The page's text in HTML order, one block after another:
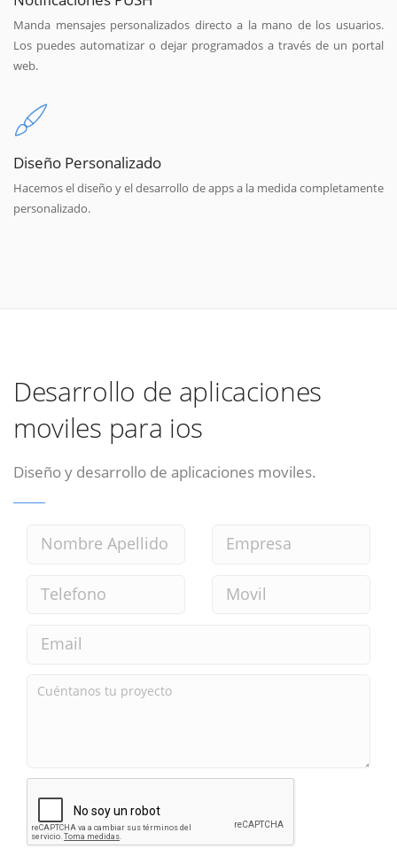
Manda mensajes personalizados directo a la mano de los usuarios.
Los puedes automatizar o dejar programados a través de un portal
web.
Diseño Personalizado
Hacemos el diseño y el desarrollo de apps a la medida completamente
personalizado.
Desarrollo de aplicaciones
moviles para ios
Diseño y desarrollo de aplicaciones moviles.